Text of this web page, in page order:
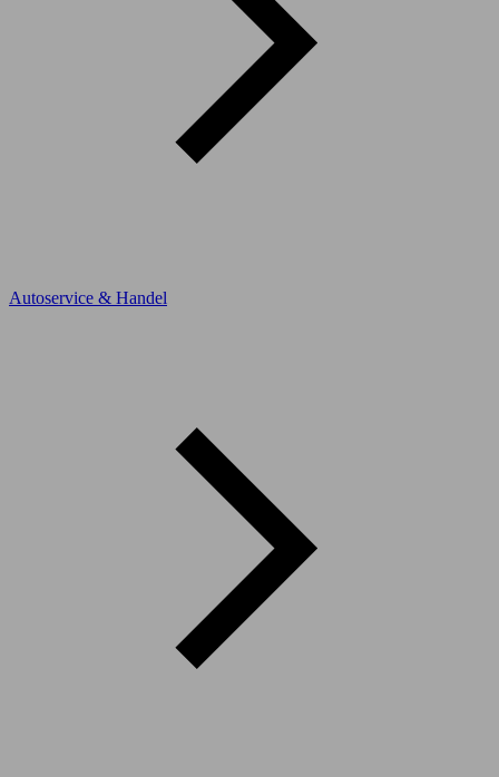
Autoservice & Handel